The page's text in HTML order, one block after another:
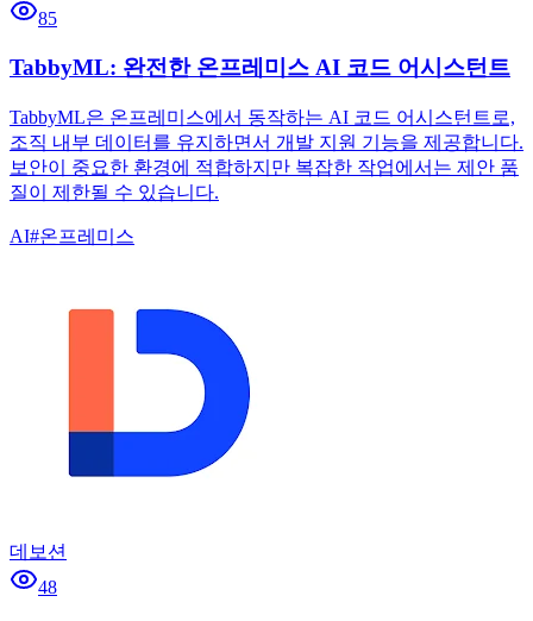
85
TabbyML: 완전한 온프레미스 AI 코드 어시스턴트
TabbyML은 온프레미스에서 동작하는 AI 코드 어시스턴트로,
조직 내부 데이터를 유지하면서 개발 지원 기능을 제공합니다.
보안이 중요한 환경에 적합하지만 복잡한 작업에서는 제안 품
질이 제한될 수 있습니다.
AI#온프레미스
데보션
48